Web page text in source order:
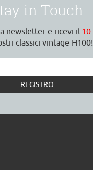
in Touch
newsletter e ricevi il 10
classici vintage H100!
REGISTRO